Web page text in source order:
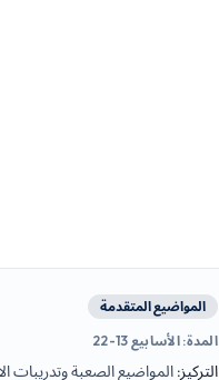
المواضيع المتقدمة
المدة:الأسابيع 13-22
التركيز: المواضيع الصعبة وتدريبات